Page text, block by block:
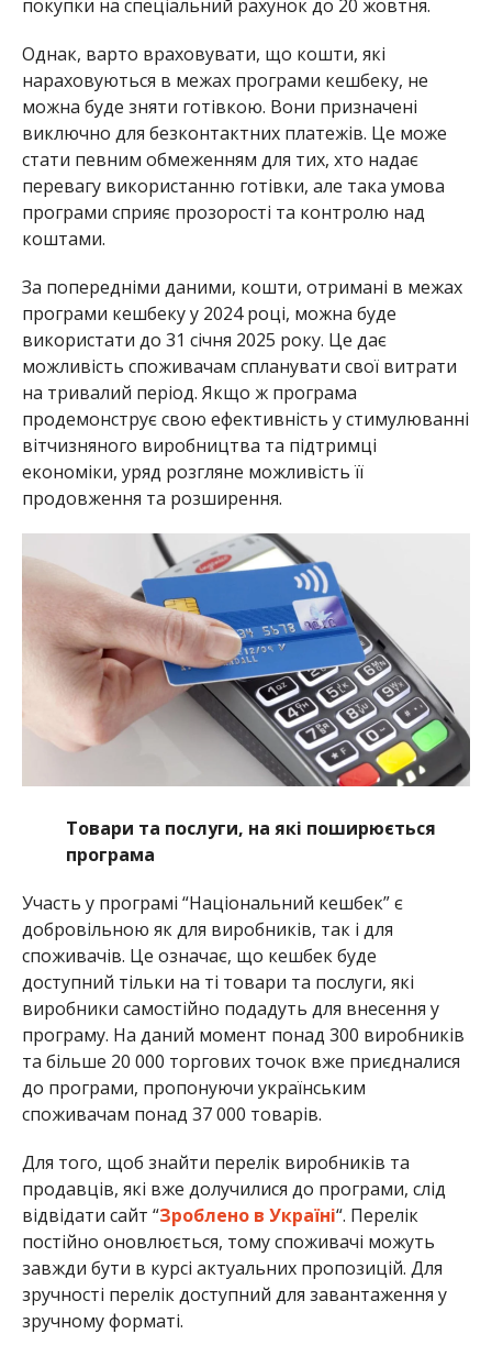
покупки на спеціальний рахунок до 20 жовтня.
Однак, варто враховувати, що кошти, які
нараховуються в межах програми кешбеку, не
можна буде зняти готівкою. Вони призначені
виключно для безконтактних платежів. Це може
стати певним обмеженням для тих, хто надає
перевагу використанню готівки, але така умова
програми сприяє прозорості та контролю над
коштами.
За попередніми даними, кошти, отримані в межах
програми кешбеку у 2024 році, можна буде
використати до 31 січня 2025 року. Це дає
можливість споживачам спланувати свої витрати
на тривалий період. Якщо ж програма
продемонструє свою ефективність у стимулюванні
вітчизняного виробництва та підтримці
економіки, уряд розгляне можливість її
продовження та розширення.
Товари та послуги, на які поширюється
програма
Участь у програмі “Національний кешбек” є
добровільною як для виробників, так і для
споживачів. Це означає, що кешбек буде
доступний тільки на ті товари та послуги, які
виробники самостійно подадуть для внесення у
програму. На даний момент понад 300 виробників
та більше 20 000 торгових точок вже приєдналися
до програми, пропонуючи українським
споживачам понад 37 000 товарів.
Для того, щоб знайти перелік виробників та
продавців, які вже долучилися до програми, слід
відвідати сайт “Зроблено в Україні“. Перелік
постійно оновлюється, тому споживачі можуть
завжди бути в курсі актуальних пропозицій. Для
зручності перелік доступний для завантаження у
зручному форматі.